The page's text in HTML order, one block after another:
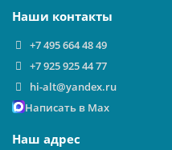
Наши контакты
+7 495 664 48 49
+7 925 925 44 77
hi-alt@yandex.ru
Написать в Max
Наш адрес